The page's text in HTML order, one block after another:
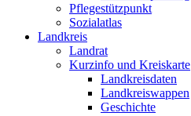
Pflegestützpunkt
Sozialatlas
Landkreis
Landrat
Kurzinfo und Kreiskarte
Landkreisdaten
Landkreiswappen
Geschichte